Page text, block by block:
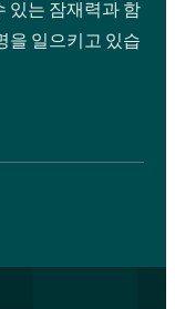
있는 잠재력과 함
을 일으키고 있습